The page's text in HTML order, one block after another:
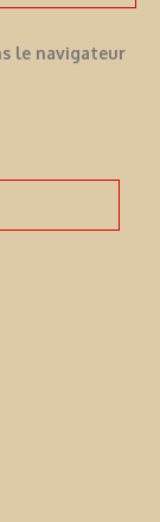
le navigateur